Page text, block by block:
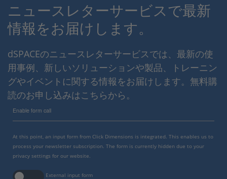
ニュースレターサービスで最新
情報をお届けします。
dSPACEのニュースレターサービスでは、最新の使
用事例、新しいソリューションや製品、トレーニン
グやイベントに関する情報をお届けします。無料購
読のお申し込みはこちらから。
Enable form call
At this point, an input form from Click Dimensions is integrated. This enables us to
process your newsletter subscription. The form is currently hidden due to your
privacy settings for our website.
External input form